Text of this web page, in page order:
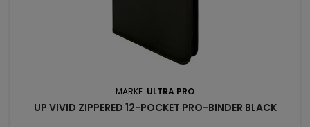
MARKE: ULTRA PRO
UP VIVID ZIPPERED 12-POCKET PRO-BINDER BLACK